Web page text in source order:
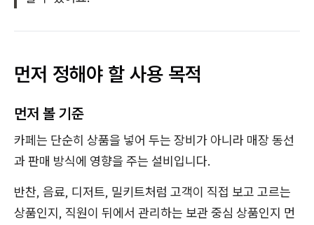
먼저 정해야 할 사용 목적
먼저 볼 기준
카페는 단순히 상품을 넣어 두는 장비가 아니라 매장 동선
과 판매 방식에 영향을 주는 설비입니다.
반찬, 음료, 디저트, 밀키트처럼 고객이 직접 보고 고르는
상품인지, 직원이 뒤에서 관리하는 보관 중심 상품인지 먼